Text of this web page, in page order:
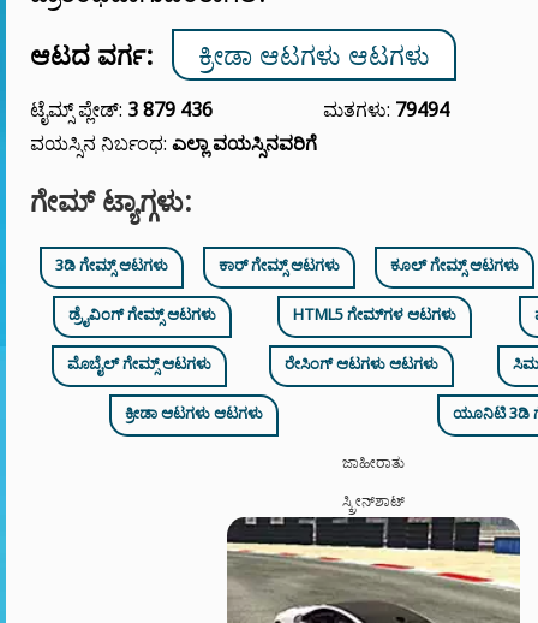
ಆಟದ ವರ್ಗ:
ಕ್ರೀಡಾ ಆಟಗಳು ಆಟಗಳು
ಟೈಮ್ಸ್ ಪ್ಲೇಡ್: 3 879 436 ಮತಗಳು: 79494
ವಯಸ್ಸಿನ ನಿರ್ಬಂಧ: ಎಲ್ಲಾ ವಯಸ್ಸಿನವರಿಗೆ
ಗೇಮ್ ಟ್ಯಾಗ್ಗಳು:
3ಡಿ ಗೇಮ್ಸ್ ಆಟಗಳು ಕಾರ್ ಗೇಮ್ಸ್ ಆಟಗಳು ಕೂಲ್ ಗೇಮ್ಸ್ ಆಟಗಳು
ಡ್ರೈವಿಂಗ್ ಗೇಮ್ಸ್ ಆಟಗಳು HTML5 ಗೇಮ್‌ಗಳ ಆಟಗಳು
ಮೊಬೈಲ್ ಗೇಮ್ಸ್ ಆಟಗಳು ರೇಸಿಂಗ್ ಆಟಗಳು ಆಟಗಳು
ಕ್ರೀಡಾ ಆಟಗಳು ಆಟಗಳು ಯೂನಿಟಿ 3ಡಿ
ಜಾಹೀರಾತು
ಸ್ಕ್ರೀನ್‌ಶಾಟ್